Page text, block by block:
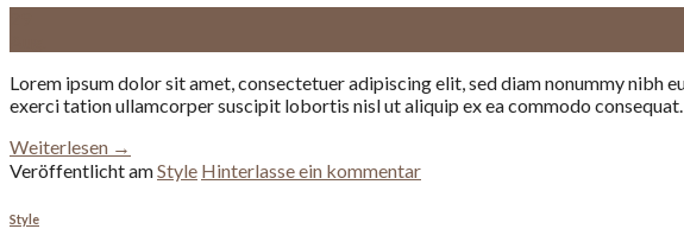
Lorem ipsum dolor sit amet, consectetuer adipiscing elit, sed diam nonummy
exerci tation ullamcorper suscipit lobortis nisl ut aliquip ex ea commodo
Weiterlesen →
Veröffentlicht amStyle Hinterlasse ein kommentar
Style